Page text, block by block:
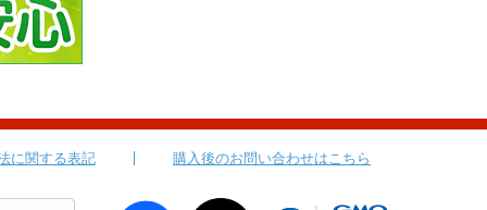
に関する表記 購入後のお問い合わせはこちら